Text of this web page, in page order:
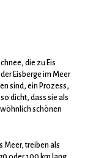
die zu Eis
Eisberge im Meer
sind, ein Prozess,
dicht, dass sie als
schönen
Meer, treiben als